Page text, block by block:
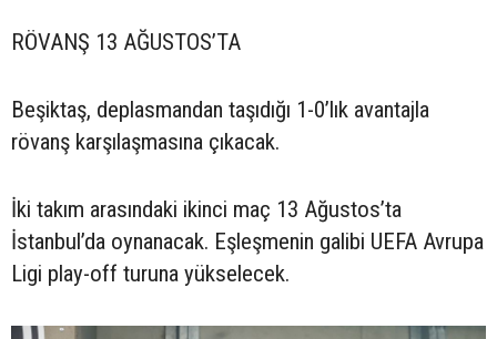
RÖVANŞ 13 AĞUSTOS’TA
Beşiktaş, deplasmandan taşıdığı 1-0’lık avantajla
rövanş karşılaşmasına çıkacak.
İki takım arasındaki ikinci maç 13 Ağustos’ta
İstanbul’da oynanacak. Eşleşmenin galibi UEFA Avrupa
Ligi play-off turuna yükselecek.